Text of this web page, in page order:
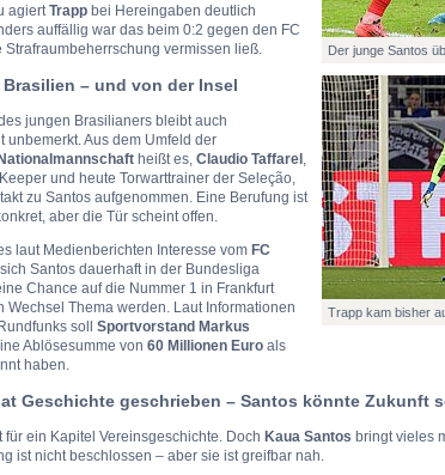
Der junge Santos
Trapp kam bisher
agiertTrapp bei Hereingaben deutlich
auffällig war das beim 0:2 gegen den FC
Strafraumbeherrschung vermissen ließ.
– und von der Insel
jungen Brasilianers bleibt auch
unbemerkt. Aus dem Umfeld der
heißt es, Claudio Taffarel ,
und heute Torwarttrainer der Seleção,
zu Santos aufgenommen. Eine Berufung ist
aber die Tür scheint offen.
laut Medienberichten Interesse vom FC
Santos dauerhaft in der Bundesliga
Chance auf die Nummer 1 in Frankfurt
Wechsel Thema werden. Laut Informationen
soll Sportvorstand Markus
Ablösesumme von 60 Millionen Euro als
haben.
Geschichte geschrieben – Santos könnte Zukunft
für ein Kapitel Vereinsgeschichte. Doch Kaua Santos bringt vieles
ist nicht beschlossen – aber sie ist greifbar nah.